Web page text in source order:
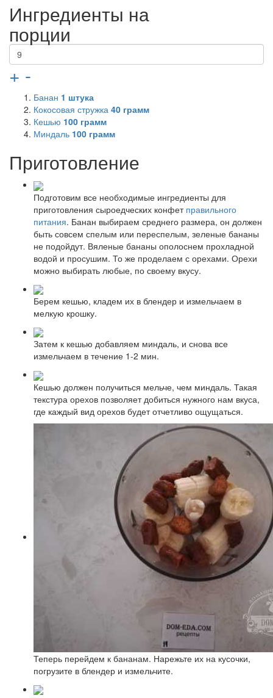
Ингредиенты на
порции
+ -
Банан 1 штука
Кокосовая стружка 40 грамм
Кешью 100 грамм
Миндаль 100 грамм
Приготовление
Подготовим все необходимые ингредиенты для
приготовления сыроедческих конфет правильного
питания. Банан выбираем среднего размера, он должен
быть совсем спелым или переспелым, зеленые бананы
не подойдут. Вяленые бананы ополоснем прохладной
водой и просушим. То же проделаем с орехами. Орехи
можно выбирать любые, по своему вкусу.
Берем кешью, кладем их в блендер и измельчаем в
мелкую крошку.
Затем к кешью добавляем миндаль, и снова все
измельчаем в течение 1-2 мин.
Кешью должен получиться мельче, чем миндаль. Такая
текстура орехов позволяет добиться нужного нам вкуса,
где каждый вид орехов будет отчетливо ощущаться.
Теперь перейдем к бананам. Нарежьте их на кусочки,
погрузите в блендер и измельчите.